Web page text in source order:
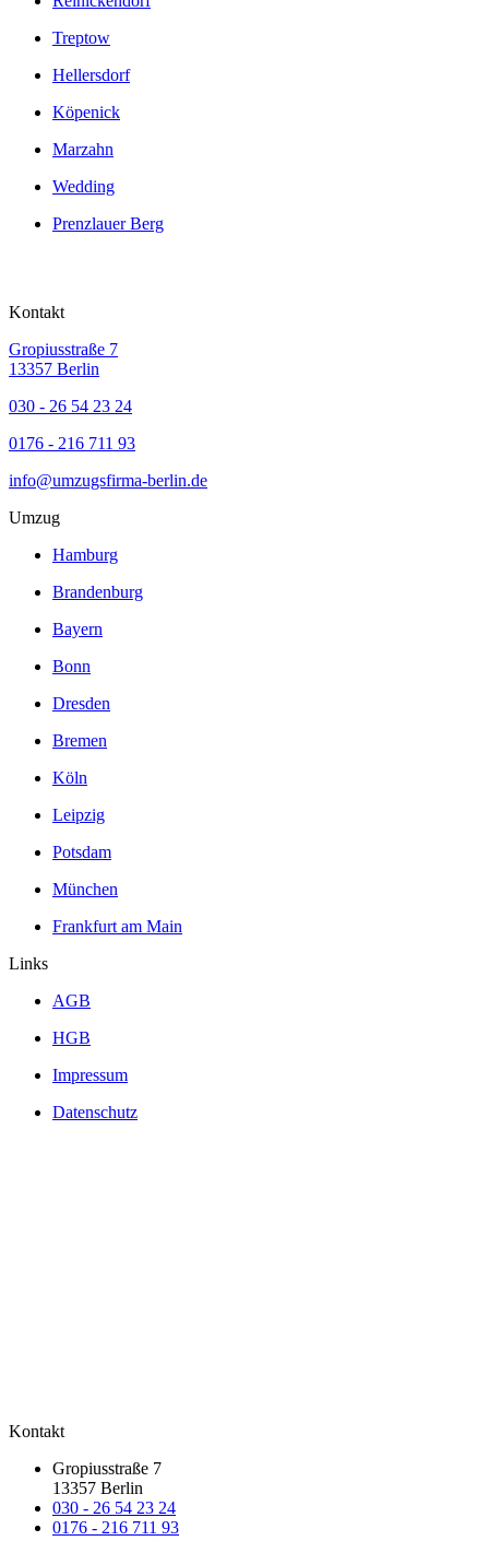
Treptow
Hellersdorf
Köpenick
Marzahn
Wedding
Prenzlauer Berg
Kontakt
Gropiusstraße 7
13357 Berlin
030 - 26 54 23 24
0176 - 216 711 93
info@umzugsfirma-berlin.de
Umzug
Hamburg
Brandenburg
Bayern
Bonn
Dresden
Bremen
Köln
Leipzig
Potsdam
München
Frankfurt am Main
Links
AGB
HGB
Impressum
Datenschutz
Kontakt
Gropiusstraße 7
13357 Berlin
030 - 26 54 23 24
0176 - 216 711 93